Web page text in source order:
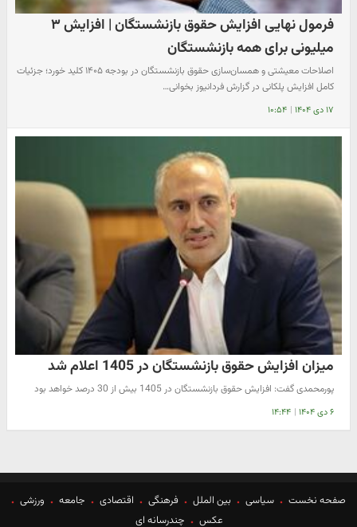
فرمول نهایی افزایش حقوق بازنشستگان | افزایش ۳
میلیونی برای همه بازنشستگان
اصلاحات معیشتی و همسان‌سازی حقوق بازنشستگان در بودجه ۱۴۰۵ کلید خورد؛ جزئیات
کامل افزایش پلکانی در گزارش فردانیوز بخوانی…
۱۷ دی ۱۴۰۴ | ۱۰:۵۴
میزان افزایش حقوق بازنشستگان در 1405 اعلام شد
پورمحمدی گفت: افزایش حقوق بازنشستگان در 1405 بیش از 30 درصد خواهد بود
۶ دی ۱۴۰۴ | ۱۴:۴۴
صفحه نخست سیاسی بین الملل فرهنگی اقتصادی جامعه
ورزشی
عکس
چندرسانه ای